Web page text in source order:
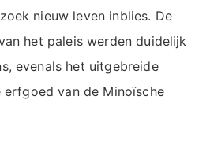
nieuw leven inblies. De
het paleis werden duidelijk
evenals het uitgebreide
van de Minoïsche